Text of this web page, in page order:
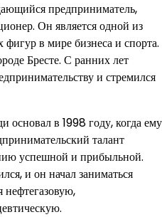
предприниматель,
Он является одной из
в мире бизнеса и спорта.
Бресте. С ранних лет
и стремился
в 1998 году, когда ему
талант
успешной и прибыльной.
и он начал заниматься